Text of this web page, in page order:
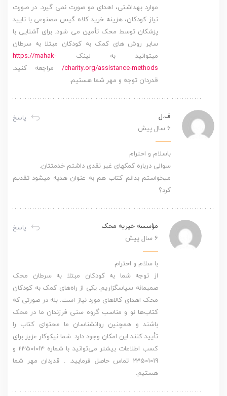
موارد بهداشتی، اهدای مو صورت نمی گیرد. در صورت
نیاز کودکان، هزینه خرید کلاه گیس مصنوعی با تایید
پزشکان توسط محک تأمین می شود. برای آشنایی با
سایر روش های کمک به کودکان مبتلا به سرطان
میتوانید به لینک https://mahak-
charity.org/assistance-methods/
مراجعه کنید.
قدردان توجه و مهر شما هستیم.
پاسخ
ف.ل
6 سال پیش
باسلام و احترام
سوالی درباره کمکهای غیر نقدی داشتم خدمتتان.
میخواستم بدانم کتاب هم به عنوان هدیه میشود تقدیم
کرد؟
پاسخ
مؤسسه خیریه محک
6 سال پیش
با سلام و احترام
از توجه شما به کودکان مبتلا به سرطان محک
صمیمانه سپاسگزاریم. یکی از راه‌های کمک به کودکان
محک اهدای کالاهای مورد نیاز است. بله در صورتی که
کتاب‌ها نو و مناسب گروه سنی فرزندان ما در محک
باشند و همچنین روانشناسان ما محتوای کتاب را
تأیید کنند این امکان وجود دارد. شما نیکوکار عزیز برای
کسب اطلاعات بیشتر می‌توانید با شماره 23501013 و
23501019 تماس حاصل فرمایید. . قدردان مهر شما
هستیم.